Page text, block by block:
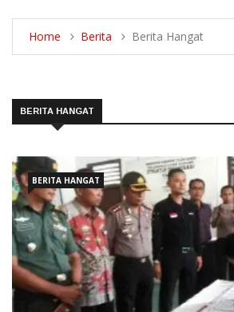
Home Berita Berita Hangat
BERITA HANGAT
BERITA HANGAT